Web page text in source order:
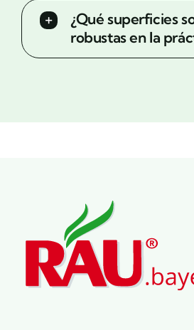
¿Qué superficies
robustas en la